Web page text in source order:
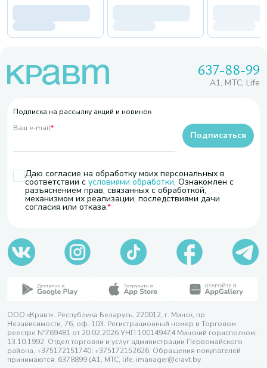
637-88-99
A1, МТС, Life
Подписка на рассылку акций и новинок
Ваш e-mail*
Даю согласие на обработку моих персональных в
соответствии с условиями обработки. Ознакомлен с
разъяснением прав, связанных с обработкой,
механизмом их реализации, последствиями дачи
согласия или отказа.
Подписаться
ООО «Кравт». Республика Беларусь, 220012, г. Минск, пр.
Независимости, 76, оф. 103. Регистрационный номер в Торговом
реестре №769481 от 20.02.2026 УНП 100149474 Минский горисполком,
13.10.1992. Отдел торговли и услуг администрации Первомайского
района, +375172151740; +375172152626. Обращения покупателей
принимаются: 6378899 (А1, МТС, life, imanager@cravt.by.